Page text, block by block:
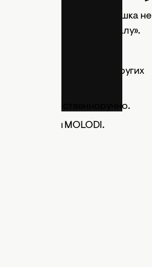
на том, чтобы девушка не
«неповторимому оригиналу».
предложения от других
Олийник собственноручно.
из группы MOLODI.